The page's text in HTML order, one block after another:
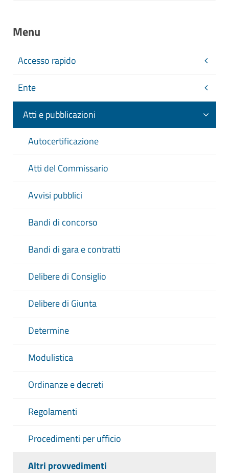
Menu
Accesso rapido
Ente
Atti e pubblicazioni
Autocertificazione
Atti del Commissario
Avvisi pubblici
Bandi di concorso
Bandi di gara e contratti
Delibere di Consiglio
Delibere di Giunta
Determine
Modulistica
Ordinanze e decreti
Regolamenti
Procedimenti per ufficio
Altri provvedimenti